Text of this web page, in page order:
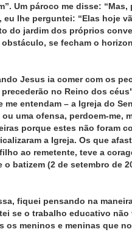
Um pároco me disse:
eu lhe perguntei: “Elas hoje
do jardim dos próprios
se fecham o
Jesus ia comer com os
no Reino dos
me entendam – a Igreja do
uma ofensa, perdoem-me,
porque estes não foram
a Igreja. Os que
ao remetente, teve a
batizem (2 de setembro de
fiquei pensando na
se o trabalho educativo
os meninos e meninas que